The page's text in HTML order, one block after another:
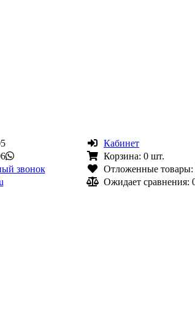
звонок
Кабинет
Корзина: 0 шт.
Отложенные товары:
Ожидает сравнения: